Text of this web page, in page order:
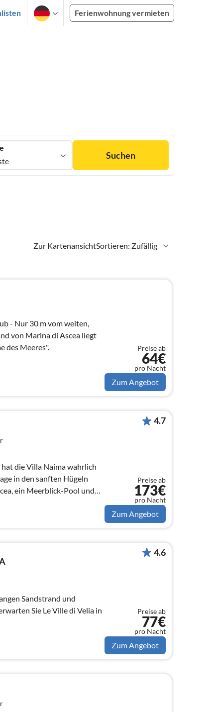
Ferienwohnung vermieten
Suchen
Zur KartenansichtSortieren: Zufällig
- Nur 30 m vom weiten,
von Marina di Ascea liegt
des Meeres".
Preise ab
64€
pro Nacht
Zum Angebot
die Villa Naima wahrlich
in den sanften Hügeln
ein Meerblick-Pool und
4.7
Preise ab
173€
pro Nacht
Zum Angebot
Sandstrand und
Sie Le Ville di Velia in
4.6
Preise ab
77€
pro Nacht
Zum Angebot